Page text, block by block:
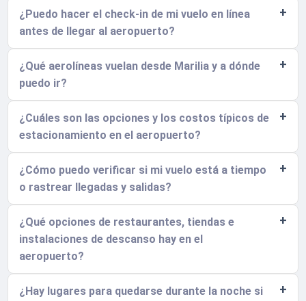
¿Puedo hacer el check-in de mi vuelo en línea
antes de llegar al aeropuerto?
¿Qué aerolíneas vuelan desde Marilia y a dónde
puedo ir?
¿Cuáles son las opciones y los costos típicos de
estacionamiento en el aeropuerto?
¿Cómo puedo verificar si mi vuelo está a tiempo
o rastrear llegadas y salidas?
¿Qué opciones de restaurantes, tiendas e
instalaciones de descanso hay en el
aeropuerto?
¿Hay lugares para quedarse durante la noche si